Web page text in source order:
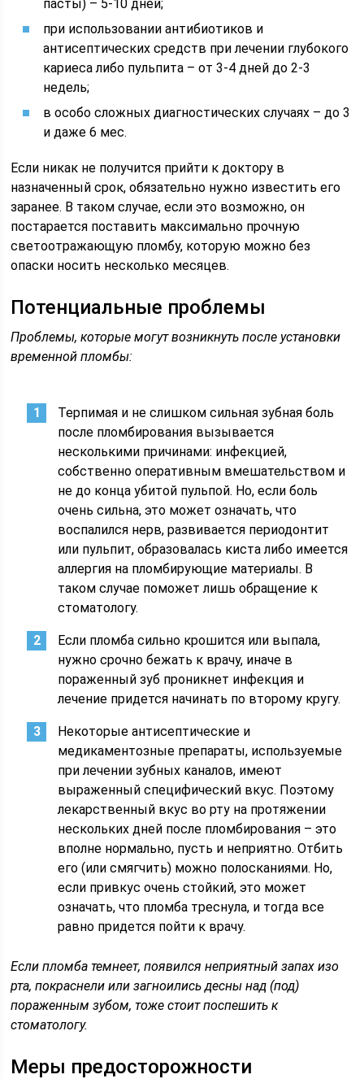
пасты) – 5-10 дней;
при использовании антибиотиков и
антисептических средств при лечении глубокого
кариеса либо пульпита – от 3-4 дней до 2-3
недель;
в особо сложных диагностических случаях – до 3
и даже 6 мес.
Если никак не получится прийти к доктору в
назначенный срок, обязательно нужно известить его
заранее. В таком случае, если это возможно, он
постарается поставить максимально прочную
светоотражающую пломбу, которую можно без
опаски носить несколько месяцев.
Потенциальные проблемы
Проблемы, которые могут возникнуть после установки
временной пломбы:
Терпимая и не слишком сильная зубная боль
после пломбирования вызывается
несколькими причинами: инфекцией,
собственно оперативным вмешательством и
не до конца убитой пульпой. Но, если боль
очень сильна, это может означать, что
воспалился нерв, развивается периодонтит
или пульпит, образовалась киста либо имеется
аллергия на пломбирующие материалы. В
таком случае поможет лишь обращение к
стоматологу.
Если пломба сильно крошится или выпала,
нужно срочно бежать к врачу, иначе в
пораженный зуб проникнет инфекция и
лечение придется начинать по второму кругу.
Некоторые антисептические и
медикаментозные препараты, используемые
при лечении зубных каналов, имеют
выраженный специфический вкус. Поэтому
лекарственный вкус во рту на протяжении
нескольких дней после пломбирования – это
вполне нормально, пусть и неприятно. Отбить
его (или смягчить) можно полосканиями. Но,
если привкус очень стойкий, это может
означать, что пломба треснула, и тогда все
равно придется пойти к врачу.
Если пломба темнеет, появился неприятный запах изо
рта, покраснели или загноились десны над (под)
пораженным зубом, тоже стоит поспешить к
стоматологу.
Меры предосторожности